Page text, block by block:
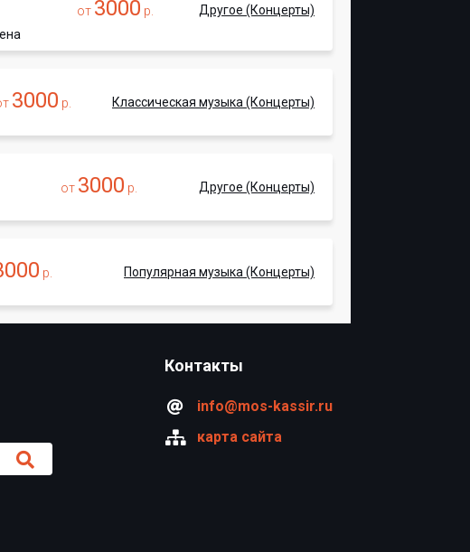
от 3000 р. Другое (Концерты)
3000 р. Классическая музыка (Концерты)
от 3000 р. Другое (Концерты)
р. Популярная музыка (Концерты)
Контакты
info@mos-kassir.ru
карта сайта